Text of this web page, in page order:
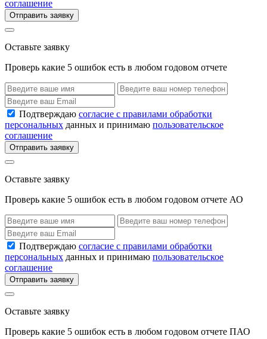
соглашение
Отправить заявку
Оставьте заявку
Проверь какие 5 ошибок есть в любом годовом отчете
Подтверждаю согласие с правилами обработки
персональных данных и принимаю пользовательское
соглашение
Отправить заявку
Оставьте заявку
Проверь какие 5 ошибок есть в любом годовом отчете АО
Подтверждаю согласие с правилами обработки
персональных данных и принимаю пользовательское
соглашение
Отправить заявку
Оставьте заявку
Проверь какие 5 ошибок есть в любом годовом отчете ПАО